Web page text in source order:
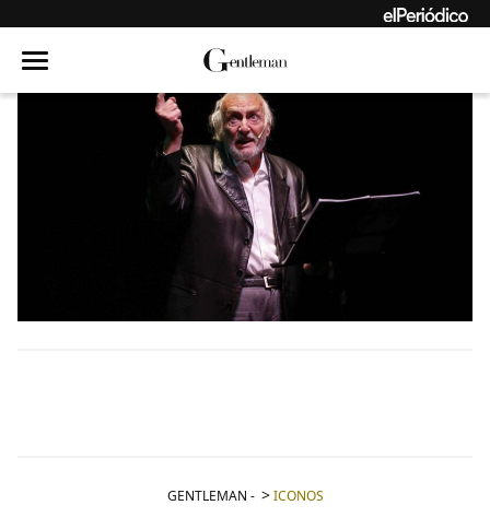
GENTLEMAN - ICONOS